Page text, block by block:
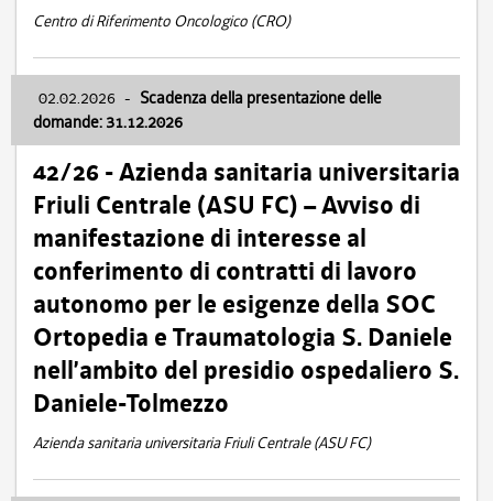
Centro di Riferimento Oncologico (CRO)
02.02.2026 - Scadenza della presentazione delle
domande: 31.12.2026
42/26 - Azienda sanitaria universitaria
Friuli Centrale (ASU FC) – Avviso di
manifestazione di interesse al
conferimento di contratti di lavoro
autonomo per le esigenze della SOC
Ortopedia e Traumatologia S. Daniele
nell’ambito del presidio ospedaliero S.
Daniele-Tolmezzo
Azienda sanitaria universitaria Friuli Centrale (ASU FC)